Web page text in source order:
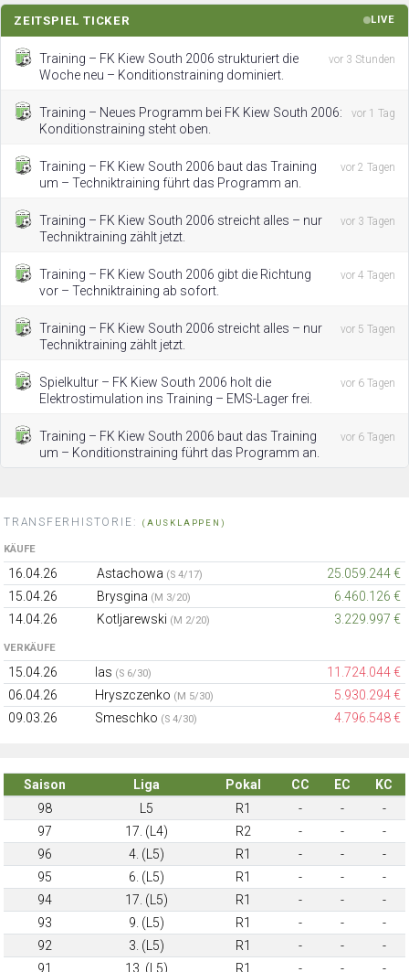
ZEITSPIEL TICKER LIVE
Training – FK Kiew South 2006 strukturiert die
Woche neu – Konditionstraining dominiert.
vor 3 Stunden
Training – Neues Programm bei FK Kiew South 2006:
Konditionstraining steht oben.
vor 1 Tag
Training – FK Kiew South 2006 baut das Training
um – Techniktraining führt das Programm an.
vor 2 Tagen
Training – FK Kiew South 2006 streicht alles – nur
Techniktraining zählt jetzt.
vor 3 Tagen
Training – FK Kiew South 2006 gibt die Richtung
vor – Techniktraining ab sofort.
vor 4 Tagen
Training – FK Kiew South 2006 streicht alles – nur
Techniktraining zählt jetzt.
vor 5 Tagen
Spielkultur – FK Kiew South 2006 holt die
Elektrostimulation ins Training – EMS-Lager frei.
vor 6 Tagen
Training – FK Kiew South 2006 baut das Training
um – Konditionstraining führt das Programm an.
vor 6 Tagen
TRANSFERHISTORIE: (AUSKLAPPEN)
KÄUFE
16.04.26 Astachowa (S 4/17)
25.059.244 €
15.04.26
Brysgina (M 3/20)
6.460.126 €
14.04.26
Kotljarewski (M 2/20) 3.229.997 €
VERKÄUFE
15.04.26 Ias (S 6/30)
11.724.044 €
06.04.26
Hryszczenko (M 5/30)
5.930.294 €
09.03.26
Smeschko (S 4/30) 4.796.548 €
Saison Liga Pokal CC EC
KC
98
L5 R1 - -
-
97
17. (L4) R2 - -
-
96
4. (L5) R1 - -
-
95
6. (L5) R1 - -
-
94
17. (L5) R1 - -
-
93
9. (L5) R1 - -
-
92
3. (L5) R1 - -
-
91
13. (L5) R1 - - -